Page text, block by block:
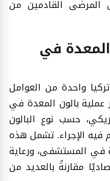
المرضى القادمين من
في
واحدة من العوامل
عملية بالون المعدة في
إلى 4000 دولار أمريكي، حسب نوع البالون
فيه الإجراء. تشمل هذه
في المستشفى، ورعاية
مقارنةً بالعديد من